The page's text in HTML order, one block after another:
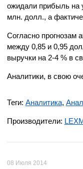
ожидали прибыль на
млн. долл., а
Согласно прогнозам
между 0,85 и 0,95
выручки на 2-4 % в
Аналитики, в свою
Теги: Аналитика,
Производители:
08 Июля 2014